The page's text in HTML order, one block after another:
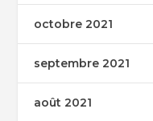
octobre 2021
septembre 2021
août 2021